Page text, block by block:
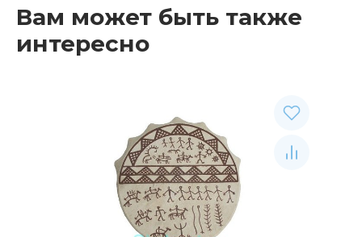
Вам может быть также
интересно